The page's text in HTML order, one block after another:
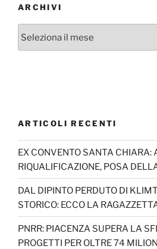
ARCHIVI
ARTICOLI RECENTI
EX CONVENTO SANTA CHIARA:
RIQUALIFICAZIONE, POSA
DAL DIPINTO PERDUTO DI
STORICO: ECCO LA
PNRR: PIACENZA SUPERA LA
PROGETTI PER OLTRE 74